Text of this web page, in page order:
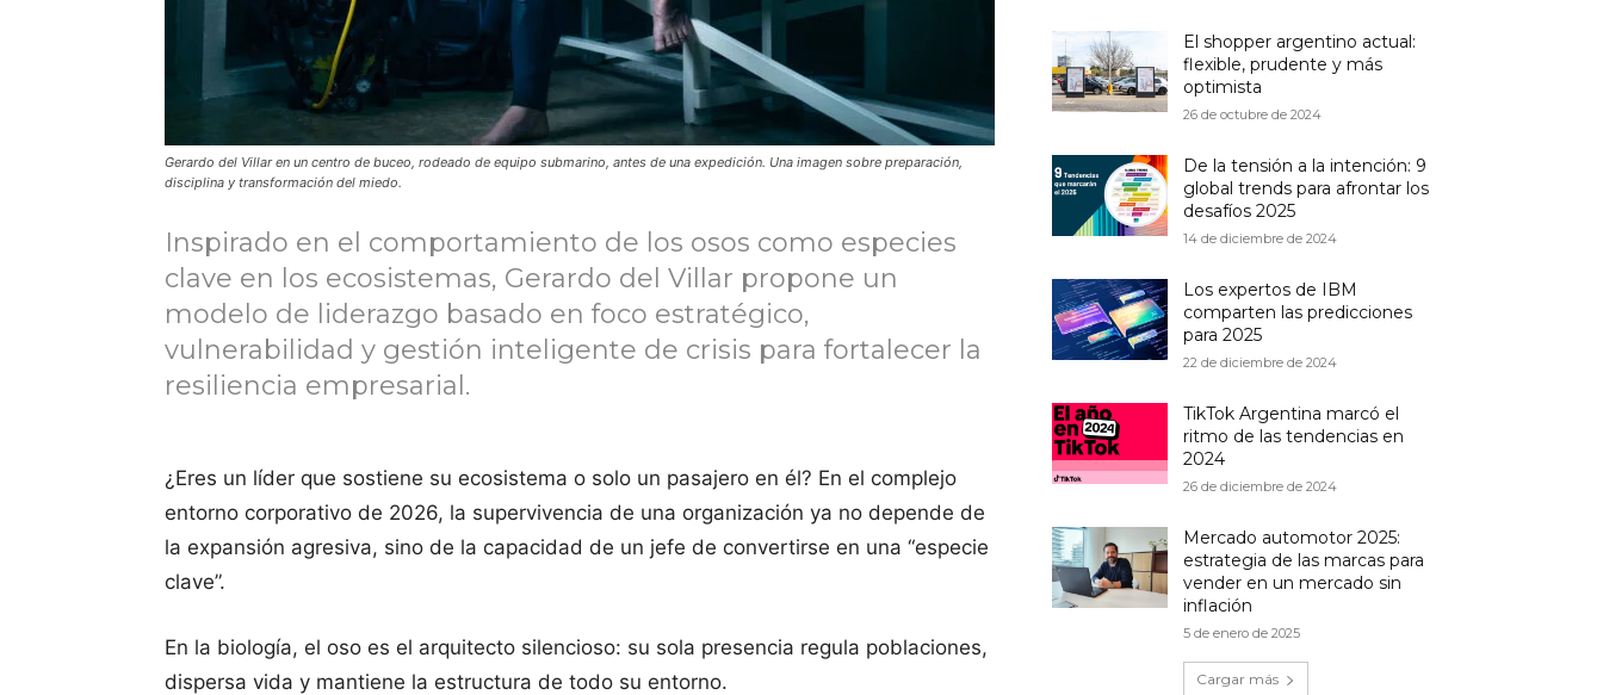
Gerardo del Villar en un centro de buceo, rodeado de equipo submarino, antes de una expedición. Una imagen sobre preparación,
disciplina y transformación del miedo.
Inspirado en el comportamiento de los osos como especies
clave en los ecosistemas, Gerardo del Villar propone un
modelo de liderazgo basado en foco estratégico,
vulnerabilidad y gestión inteligente de crisis para fortalecer la
resiliencia empresarial.
¿Eres un líder que sostiene su ecosistema o solo un pasajero en él? En el complejo
entorno corporativo de 2026, la supervivencia de una organización ya no depende de
la expansión agresiva, sino de la capacidad de un jefe de convertirse en una “especie
clave”.
En la biología, el oso es el arquitecto silencioso: su sola presencia regula poblaciones,
dispersa vida y mantiene la estructura de todo su entorno.
El shopper argentino actual:
flexible, prudente y más
optimista
26 de octubre de 2024
De la tensión a la intención: 9
global trends para afrontar los
desafíos 2025
14 de diciembre de 2024
Los expertos de IBM
comparten las predicciones
para 2025
22 de diciembre de 2024
TikTok Argentina marcó el
ritmo de las tendencias en
2024
26 de diciembre de 2024
Mercado automotor 2025:
estrategia de las marcas para
vender en un mercado sin
inflación
5 de enero de 2025
Cargar más